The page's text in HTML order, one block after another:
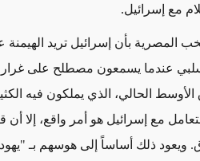
مع إسرائيل.
بأن إسرائيل تريد الهيمنة
عندما يسمعون مصطلح على
الحالي، الذي يملكون فيه
مع إسرائيل هو أمر واقع، إلا أن
ويعود ذلك أساساً إلى هوسهم بـ